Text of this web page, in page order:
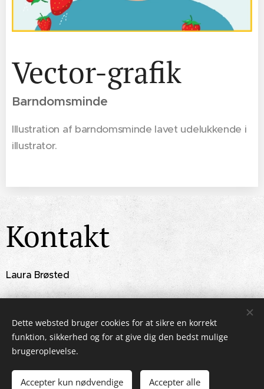
Vector-grafik
Barndomsminde
Illustration af barndomsminde lavet udelukkende i
illustrator.
Kontakt
Laura Brøsted
+45 26331536
Laura@alluca.dk
© 2024 Alle rettigheder forbeholdes
Dette websted bruger cookies for at sikre en korrekt
funktion, sikkerhed og for at give dig den bedst mulige
brugeroplevelse.
Accepter kun nødvendige Accepter alle